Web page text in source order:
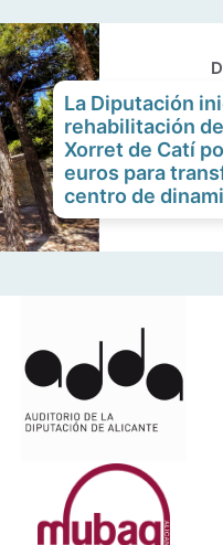
La Diputación
rehabilitación
Xorret de Catí
euros para
centro de